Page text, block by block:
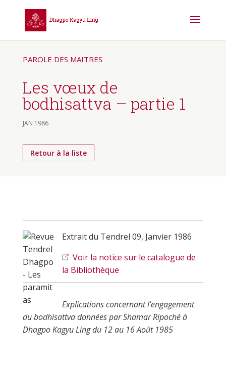
PAROLE DES MAITRES
Les vœux de
bodhisattva – partie 1
JAN 1986
Retour à la liste
Extrait du Tendrel 09, Janvier 1986
Voir la notice sur le catalogue de
la Bibliothèque
Explications concernant l’engagement
du bodhisattva données par Shamar Ripoché à
Dhagpo Kagyu Ling du 12 au 16 Août 1985